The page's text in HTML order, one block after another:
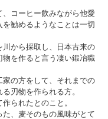
コーヒー飲みながら他愛
勧めるようなことは一切
から採取し、日本古来の
を作ると言う凄い鍛冶職
の方をして、それまでの
刃物を作られる方。
られたとのこと。
、麦そのもの風味がとて